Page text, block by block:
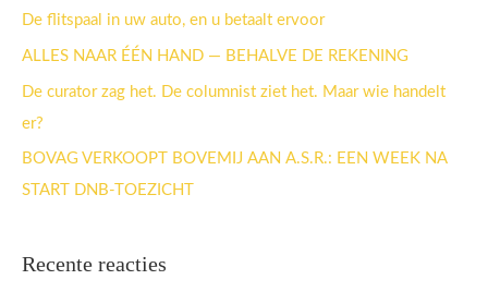
a
r
De flitspaal in uw auto, en u betaalt ervoor
ALLES NAAR ÉÉN HAND — BEHALVE DE REKENING
De curator zag het. De columnist ziet het. Maar wie handelt
er?
BOVAG VERKOOPT BOVEMIJ AAN A.S.R.: EEN WEEK NA
START DNB-TOEZICHT
Recente reacties